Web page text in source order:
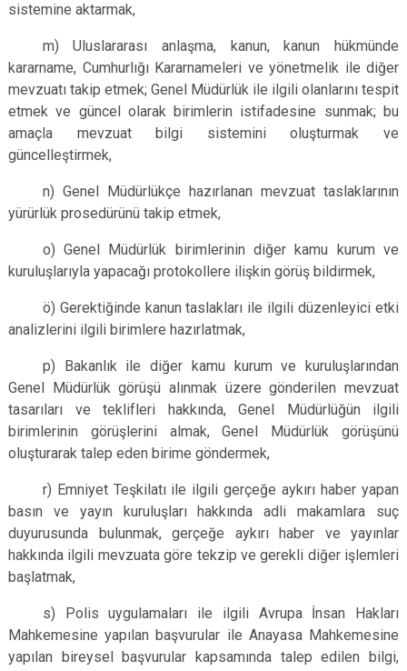
sistemine aktarmak,
m) Uluslararası anlaşma, kanun, kanun hükmünde
kararname, Cumhurlığı Kararnameleri ve yönetmelik ile diğer
mevzuatı takip etmek; Genel Müdürlük ile ilgili olanlarını tespit
etmek ve güncel olarak birimlerin istifadesine sunmak; bu
amaçla mevzuat bilgi sistemini oluşturmak ve
güncelleştirmek,
n) Genel Müdürlükçe hazırlanan mevzuat taslaklarının
yürürlük prosedürünü takip etmek,
o) Genel Müdürlük birimlerinin diğer kamu kurum ve
kuruluşlarıyla yapacağı protokollere ilişkin görüş bildirmek,
ö) Gerektiğinde kanun taslakları ile ilgili düzenleyici etki
analizlerini ilgili birimlere hazırlatmak,
p) Bakanlık ile diğer kamu kurum ve kuruluşlarından
Genel Müdürlük görüşü alınmak üzere gönderilen mevzuat
tasarıları ve teklifleri hakkında, Genel Müdürlüğün ilgili
birimlerinin görüşlerini almak, Genel Müdürlük görüşünü
oluşturarak talep eden birime göndermek,
r) Emniyet Teşkilatı ile ilgili gerçeğe aykırı haber yapan
basın ve yayın kuruluşları hakkında adli makamlara suç
duyurusunda bulunmak, gerçeğe aykırı haber ve yayınlar
hakkında ilgili mevzuata göre tekzip ve gerekli diğer işlemleri
başlatmak,
s) Polis uygulamaları ile ilgili Avrupa İnsan Hakları
Mahkemesine yapılan başvurular ile Anayasa Mahkemesine
yapılan bireysel başvurular kapsamında talep edilen bilgi,